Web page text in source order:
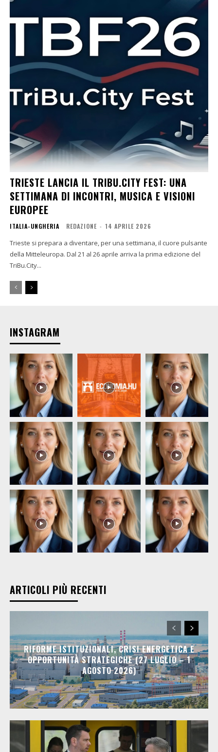
TRIESTE LANCIA IL TRIBU.CITY FEST: UNA
SETTIMANA DI INCONTRI, MUSICA E VISIONI
EUROPEE
ITALIA-UNGHERIA REDAZIONE - 14 APRILE 2026
Trieste si prepara a diventare, per una settimana, il cuore pulsante
della Mitteleuropa. Dal 21 al 26 aprile arriva la prima edizione del
TriBu.City...
INSTAGRAM
ARTICOLI PIÙ RECENTI
RIFORME ISTITUZIONALI, CRISI ENERGETICA E
OPPORTUNITÀ STRATEGICHE (27 LUGLIO – 1
AGOSTO 2026)